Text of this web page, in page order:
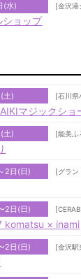
(水) [金沢港
ショップ
土) [石川県
マジックショ
土) [能美ふ
2日(日) [グラン
2日(日)
komatsu × inami
2日(日) [金沢駅